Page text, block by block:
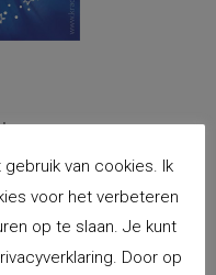
van cookies. Ik
voor het verbeteren
op te slaan. Je kunt
Door op